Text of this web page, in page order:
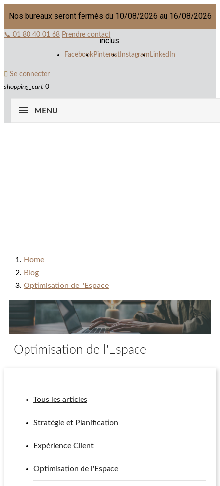
Nos bureaux seront fermés du 10/08/2026 au 16/08/2026
inclus.
📞 01 80 40 01 68 Prendre contact
FacebookPinterest Instagram LinkedIn
 Se connecter
shopping_cart 0
MENU
Home
Blog
Optimisation de l'Espace
Optimisation de l'Espace
Tous les articles
Stratégie et Planification
Expérience Client
Optimisation de l'Espace